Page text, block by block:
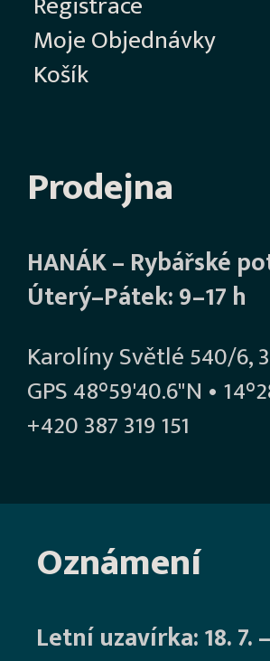
Moje Objednávky
Košík
Prodejna
HANÁK – Rybářské
Úterý–Pátek: 9–17 h
Karolíny Světlé 540/6,
GPS 48°59'40.6"N •
+420 387 319 151
Oznámení
Letní uzavírka: 18. 7.